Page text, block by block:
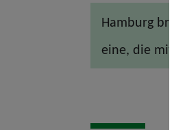
Hamburg
eine, die mit